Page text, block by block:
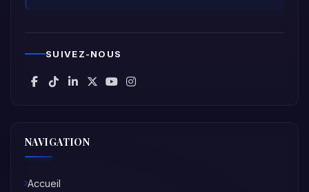
SUIVEZ-NOUS
NAVIGATION
Accueil